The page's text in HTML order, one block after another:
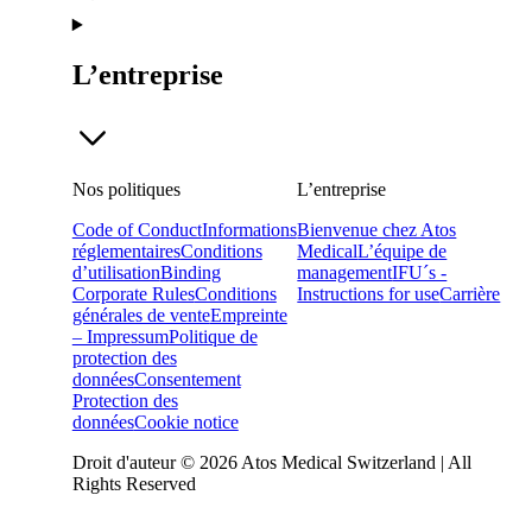
L’entreprise
Nos politiques
Code of ConductInformations
réglementairesConditions
d’utilisationBinding
Corporate RulesConditions
générales de venteEmpreinte
– ImpressumPolitique de
protection des
donnéesConsentement
Protection des
donnéesCookie notice
L’entreprise
Bienvenue chez Atos
MedicalL’équipe de
managementIFU´s -
Instructions for useCarrière
Droit d'auteur © 2026 Atos Medical Switzerland | All
Rights Reserved